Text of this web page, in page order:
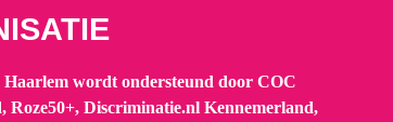
Haarlem wordt ondersteund door COC
Roze50+, Discriminatie.nl Kennemerland,